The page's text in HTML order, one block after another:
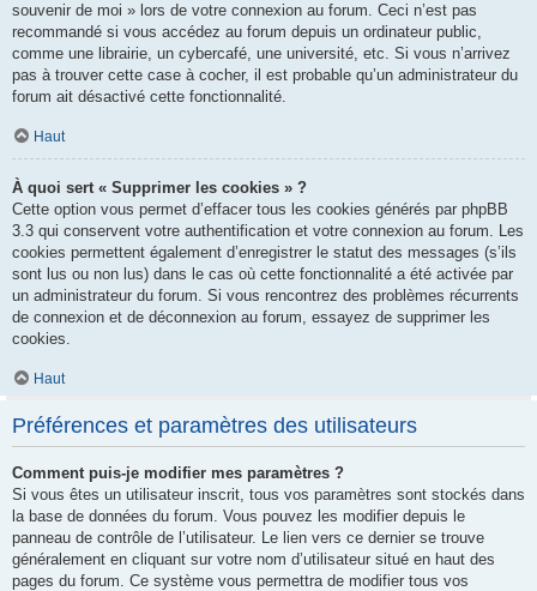
souvenir de moi » lors de votre connexion au forum. Ceci n’est pas
recommandé si vous accédez au forum depuis un ordinateur public,
comme une librairie, un cybercafé, une université, etc. Si vous n’arrivez
pas à trouver cette case à cocher, il est probable qu’un administrateur du
forum ait désactivé cette fonctionnalité.
Haut
À quoi sert « Supprimer les cookies » ?
Cette option vous permet d’effacer tous les cookies générés par phpBB
3.3 qui conservent votre authentification et votre connexion au forum. Les
cookies permettent également d’enregistrer le statut des messages (s’ils
sont lus ou non lus) dans le cas où cette fonctionnalité a été activée par
un administrateur du forum. Si vous rencontrez des problèmes récurrents
de connexion et de déconnexion au forum, essayez de supprimer les
cookies.
Haut
Préférences et paramètres des utilisateurs
Comment puis-je modifier mes paramètres ?
Si vous êtes un utilisateur inscrit, tous vos paramètres sont stockés dans
la base de données du forum. Vous pouvez les modifier depuis le
panneau de contrôle de l’utilisateur. Le lien vers ce dernier se trouve
généralement en cliquant sur votre nom d’utilisateur situé en haut des
pages du forum. Ce système vous permettra de modifier tous vos